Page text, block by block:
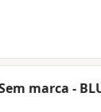
marca -